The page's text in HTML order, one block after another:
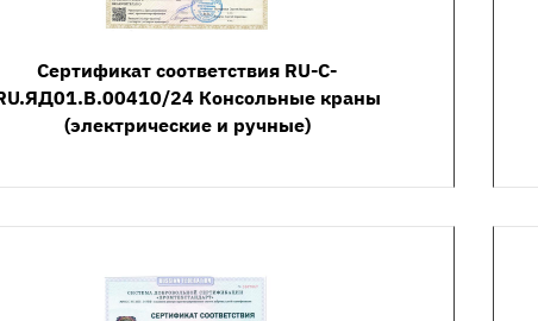
Сертификат соответствия RU-C-
24 Консольные краны
(электрические и ручные)